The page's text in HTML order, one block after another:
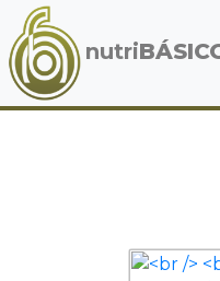
nutri